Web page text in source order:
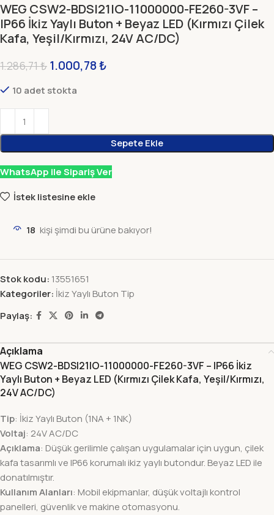
WEG CSW2-BDSI21IO-11000000-FE260-3VF –
IP66 İkiz Yaylı Buton + Beyaz LED (Kırmızı Çilek
Kafa, Yeşil/Kırmızı, 24V AC/DC)
1.286,71₺ 1.000,78₺
10 adet stokta
Sepete Ekle
WhatsApp ile Sipariş Ver
İstek listesine ekle
18 kişi şimdi bu ürüne bakıyor!
Stok kodu: 13551651
Kategoriler: İkiz Yaylı Buton Tip
Paylaş:
Açıklama
WEG CSW2-BDSI21IO-11000000-FE260-3VF – IP66 İkiz
Yaylı Buton + Beyaz LED (Kırmızı Çilek Kafa, Yeşil/Kırmızı,
24V AC/DC)
Tip: İkiz Yaylı Buton (1NA + 1NK)
Voltaj: 24V AC/DC
Açıklama: Düşük gerilimle çalışan uygulamalar için uygun, çilek
kafa tasarımlı ve IP66 korumalı ikiz yaylı butondur. Beyaz LED ile
donatılmıştır.
Kullanım Alanları: Mobil ekipmanlar, düşük voltajlı kontrol
panelleri, güvenlik ve makine otomasyonu.